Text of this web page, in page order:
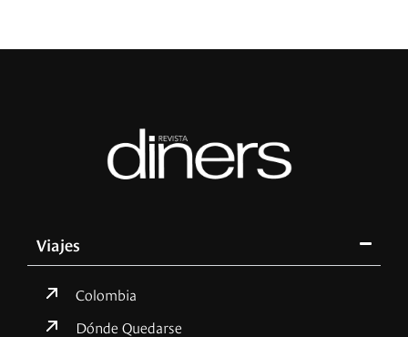
Viajes
Colombia
Dónde Quedarse